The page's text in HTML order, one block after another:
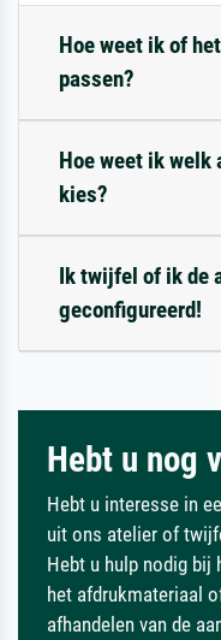
Hoe weet ik of
passen?
Hoe weet ik
kies?
Ik twijfel of ik de
geconfigureerd!
Hebt u nog
Hebt u interesse in
uit ons atelier of
Hebt u hulp nodig bij
het afdrukmateriaal
afhandelen van de